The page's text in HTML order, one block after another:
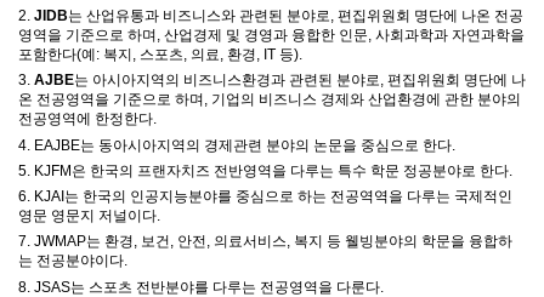
2. JIDB는 산업유통과 비즈니스와 관련된 분야로, 편집위원회 명단에 나온 전공
영역을 기준으로 하며, 산업경제 및 경영과 융합한 인문, 사회과학과 자연과학을
포함한다(예: 복지, 스포츠, 의료, 환경, IT 등).
3. AJBE는 아시아지역의 비즈니스환경과 관련된 분야로, 편집위원회 명단에 나
온 전공영역을 기준으로 하며 , 기업의 비즈니스 경제와 산업환경에 관한 분야의
전공영역에 한정한다.
4. EAJBE는 동아시아지역의 경제관련 분야의 논문을 중심으로 한다.
5. KJFM은 한국의 프랜자치즈 전반영역을 다루는 특수 학문 정공분야로 한다.
6. KJAI는 한국의 인공지능분야를 중심으로 하는 전공역역을 다루는 국제적인
영문 영문지 저널이다.
7. JWMAP는 환경, 보건, 안전, 의료서비스, 복지 등 웰빙분야의 학문을 융합하
는 전공분야이다.
8. JSAS는 스포츠 전반분야를 다루는 전공영역을 다룬다.